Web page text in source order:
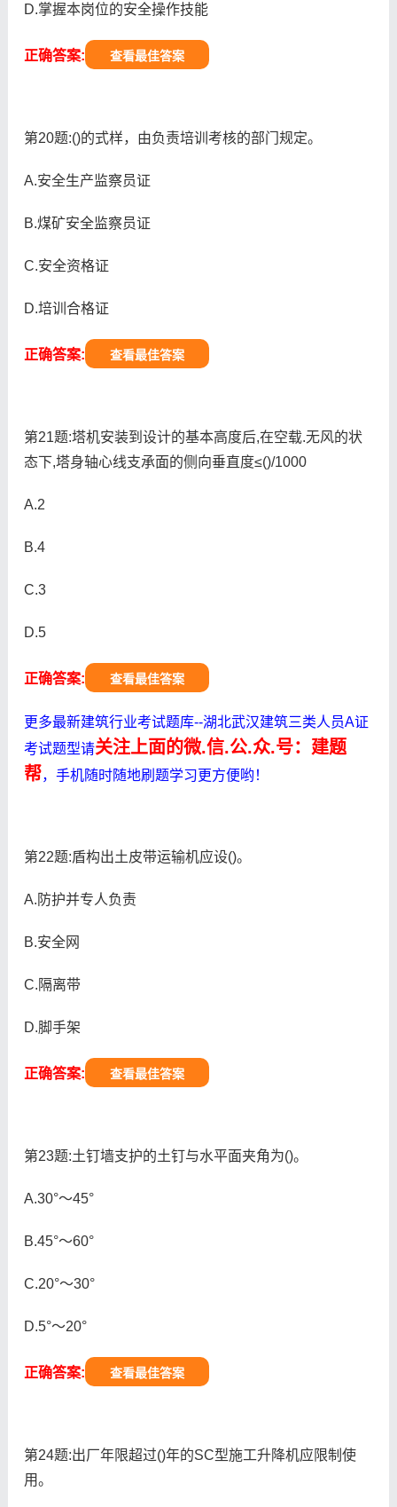
D.掌握本岗位的安全操作技能
正确答案: 查看最佳答案
第20题:()的式样，由负责培训考核的部门规定。
A.安全生产监察员证
B.煤矿安全监察员证
C.安全资格证
D.培训合格证
正确答案: 查看最佳答案
第21题:塔机安装到设计的基本高度后,在空载.无风的状
态下,塔身轴心线支承面的侧向垂直度≤()/1000
A.2
B.4
C.3
D.5
正确答案: 查看最佳答案
更多最新建筑行业考试题库--湖北武汉建筑三类人员A证
考试题型请关注上面的微.信.公.众.号：建题
帮，手机随时随地刷题学习更方便哟！
第22题:盾构出土皮带运输机应设()。
A.防护并专人负责
B.安全网
C.隔离带
D.脚手架
正确答案: 查看最佳答案
第23题:土钉墙支护的土钉与水平面夹角为()。
A.30°～45°
B.45°～60°
C.20°～30°
D.5°～20°
正确答案: 查看最佳答案
第24题:出厂年限超过()年的SC型施工升降机应限制使
用。